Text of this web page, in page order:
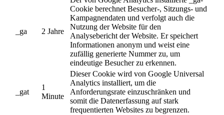
_ga 2 Jahre
Cookie berechnet Besucher-, Sitzungs- und
Kampagnendaten und verfolgt auch die
Nutzung der Website für den
Analysebericht der Website. Er speichert
Informationen anonym und weist eine
zufällig generierte Nummer zu, um
eindeutige Besucher zu erkennen.
_gat
1
Minute
Dieser Cookie wird von Google Universal
Analytics installiert, um die
Anforderungsrate einzuschränken und
somit die Datenerfassung auf stark
frequentierten Websites zu begrenzen.